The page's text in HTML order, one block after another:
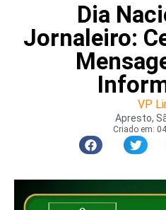
Dia
Jornaleiro:
VP
Apresto,
Criado em: